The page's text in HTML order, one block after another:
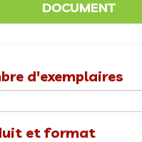
d'exemplaires
et format